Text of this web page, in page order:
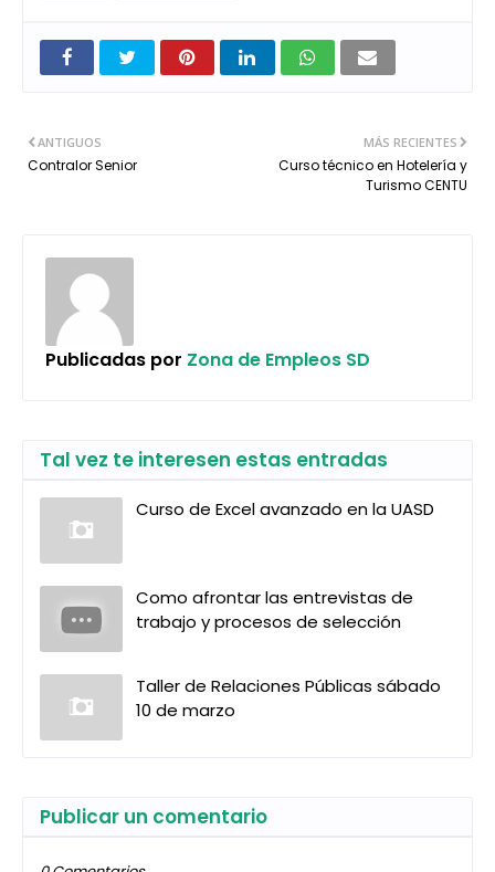
MÁS RECIENTES
Curso técnico en Hotelería y
Turismo CENTU
ANTIGUOS
Contralor Senior
Publicadas por Zona de Empleos SD
Tal vez te interesen estas entradas
Curso de Excel avanzado en la UASD
Como afrontar las entrevistas de
trabajo y procesos de selección
Taller de Relaciones Públicas sábado
10 de marzo
Publicar un comentario